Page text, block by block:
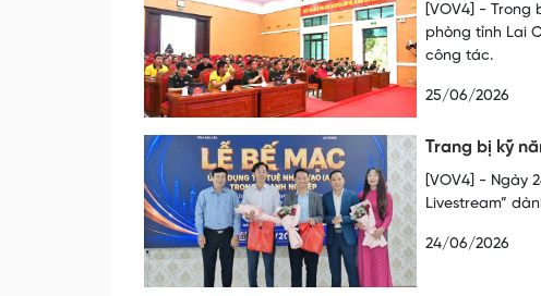
[VOV4] -
phòng tỉnh Lai
công tác.
25/06/2026
Trang bị kỹ
[VOV4] - Ngày
Livestream”
24/06/2026